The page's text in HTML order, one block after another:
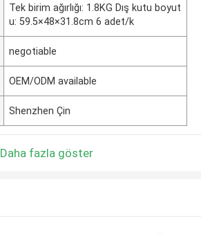
Tek birim ağırlığı: 1.8KG Dış kutu boyut
u: 59.5×48×31.8cm 6 adet/k
negotiable
OEM/ODM available
Shenzhen Çin
Daha fazla göster